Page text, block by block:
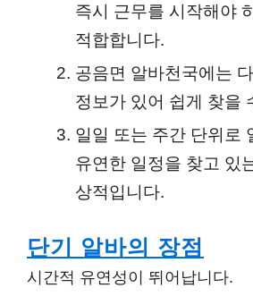
즉시 근무를 시작해야
적합합니다.
공음면 알바천국에는
정보가 있어 쉽게 찾을
일일 또는 주간 단위로
유연한 일정을 찾고 있
상적입니다.
단기 알바의 장점
시간적 유연성이 뛰어납니다.